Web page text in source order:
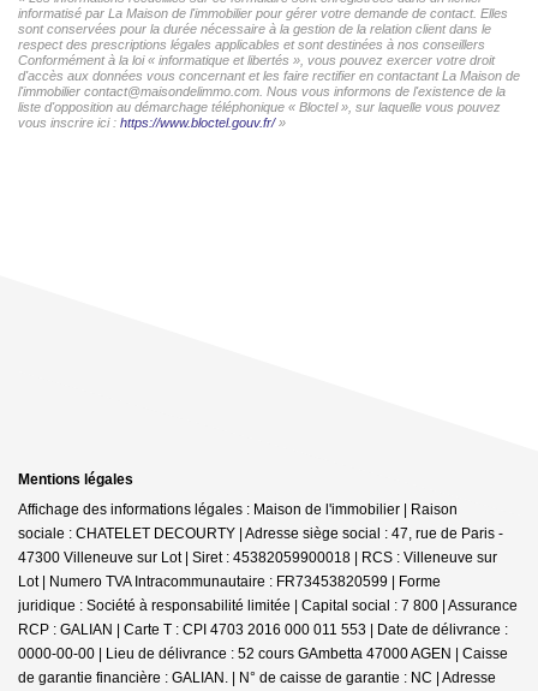
informatisé par La Maison de l'immobilier pour gérer votre demande de contact. Elles
sont conservées pour la durée nécessaire à la gestion de la relation client dans le
respect des prescriptions légales applicables et sont destinées à nos conseillers
Conformément à la loi « informatique et libertés », vous pouvez exercer votre droit
d'accès aux données vous concernant et les faire rectifier en contactant La Maison de
l'immobilier contact@maisondelimmo.com. Nous vous informons de l'existence de la
liste d'opposition au démarchage téléphonique « Bloctel », sur laquelle vous pouvez
vous inscrire ici : https://www.bloctel.gouv.fr/»
Mentions légales
Affichage des informations légales : Maison de l'immobilier | Raison
sociale : CHATELET DECOURTY | Adresse siège social : 47, rue de Paris -
47300 Villeneuve sur Lot | Siret : 45382059900018 | RCS : Villeneuve sur
Lot | Numero TVA Intracommunautaire : FR73453820599 | Forme
juridique : Société à responsabilité limitée | Capital social : 7 800 | Assurance
RCP : GALIAN | Carte T : CPI 4703 2016 000 011 553 | Date de délivrance :
0000-00-00 | Lieu de délivrance : 52 cours GAmbetta 47000 AGEN | Caisse
de garantie financière : GALIAN. | N° de caisse de garantie : NC | Adresse